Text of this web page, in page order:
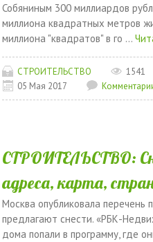
Собяниным 300 миллиардов
миллиона квадратных метров
миллиона "квадратов" в го ...
СТРОИТЕЛЬСТВО 1541
05 Мая 2017
СТРОИТЕЛЬСТВО:
адреса, карта,
Москва опубликовала
предлагают снести. «РБК-
дома попали в программу, где